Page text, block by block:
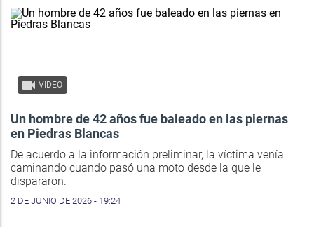
VIDEO
Un hombre de 42 años fue baleado en las piernas
en Piedras Blancas
De acuerdo a la información preliminar, la víctima venía
caminando cuando pasó una moto desde la que le
dispararon.
2 DE JUNIO DE 2026 - 19:24